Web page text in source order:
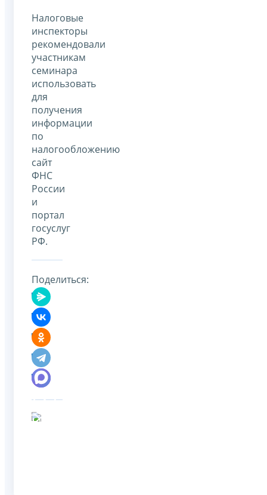
Налоговые
инспекторы
рекомендовали
участникам
семинара
использовать
для
получения
информации
по
налогообложению
сайт
ФНС
России
и
портал
госуслуг
РФ.
Поделиться: